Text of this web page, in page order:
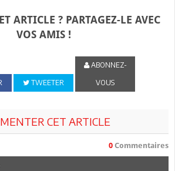
ARTICLE ? PARTAGEZ-LE AVEC
VOS AMIS !
TWEETER
ABONNEZ-
VOUS
CET ARTICLE
0 Commentaires